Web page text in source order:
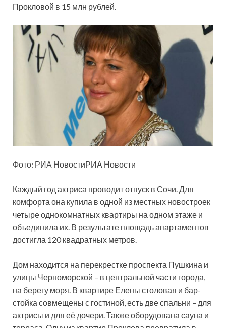
Прокловой в 15 млн рублей.
Фото: РИА НовостиРИА Новости
Каждый год актриса проводит отпуск в Сочи. Для
комфорта она купила в одной из местных новостроек
четыре однокомнатных квартиры на одном этаже и
объединила их. В результате площадь апартаментов
достигла 120 квадратных метров.
Дом находится на перекрестке проспекта Пушкина и
улицы Черноморской – в центральной части города,
на берегу моря. В квартире Елены столовая и бар-
стойка совмещены с гостиной, есть две спальни – для
актрисы и для её дочери. Также оборудована сауна и